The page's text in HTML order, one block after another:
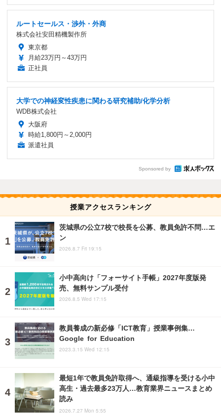
ルートセールス・渉外・外商
株式会社安田精機製作所
東京都
月給23万円～43万円
正社員
大学での神経変性疾患に関わる研究補助/化学分析
WDB株式会社
大阪府
時給1,800円～2,000円
派遣社員
Sponsored by
授業アクセスランキング
茨城県の公立7校で校長を公募、教員免許不問…エ
ン
2026.8.7 Fri 19:15
小中高向け「フォーサイト手帳」2027年度版発
売、無料サンプル受付
2026.8.5 Wed 17:15
教員養成の新必修「ICT教育」授業事例集…
Google for Education
2023.3.15 Wed 12:15
最短1年で教員免許取得へ、通級指導を受ける小中
高生・過去最多23万人…教育業界ニュースまとめ
読み
2026.7.27 Mon 5:55